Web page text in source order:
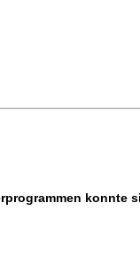
konnte